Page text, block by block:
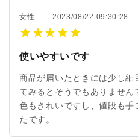
女性 2023/08/22 09:30:28
使いやすいです
商品が届いたときには少し細
てみるとそうでもありません
色もきれいですし、値段も手
たです。